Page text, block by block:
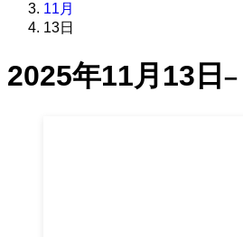
11月
13日
2025年11月13日